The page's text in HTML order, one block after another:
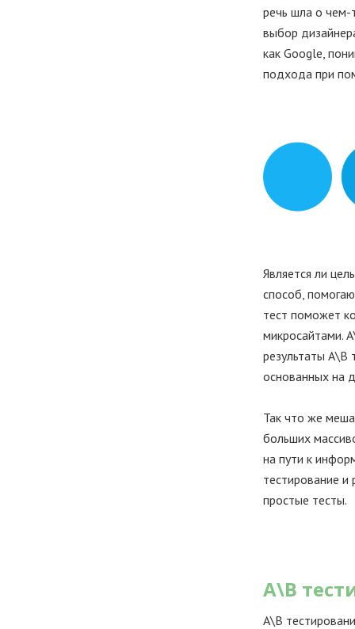
речь шла о чем-
выбор
как Google,
подхода при
Является ли
способ,
тест поможет
микросайтами.
результаты А\В
основанных на
Так что же
больших
на пути к
тестирование и
простые тесты.
А\В
А\В